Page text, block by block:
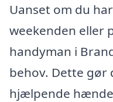
Uanset om du
weekenden eller
handyman i
behov. Dette gør
hjælpende